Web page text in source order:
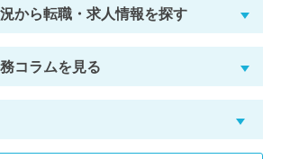
から転職・求人情報を探す
コラムを見る